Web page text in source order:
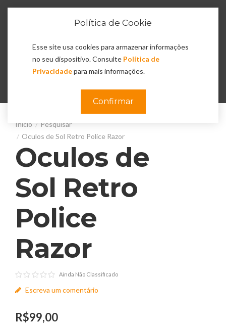
Política de Cookie
Esse site usa cookies para armazenar informações
no seu dispositivo. Consulte Política de
Privacidadepara mais informações.
Confirmar
0
Pesquisar
Oculos de Sol Retro Police Razor
Oculos de
Sol Retro
Police
Razor
Ainda Não Classificado
Escreva um comentário
R$99,00